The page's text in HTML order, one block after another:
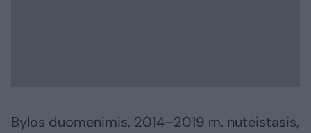
Bylos duomenimis, 2014–2019 m. nuteistasis,